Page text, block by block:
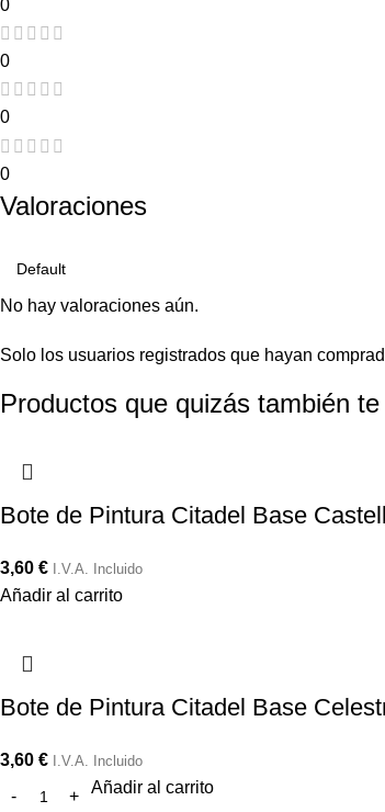
0
0
0
0
Valoraciones
No hay valoraciones aún.
Solo los usuarios registrados que hayan
Productos que quizás también
Bote de Pintura Citadel Base
3,60 € I.V.A. Incluido
Añadir al carrito
Bote de Pintura Citadel Base
3,60 € I.V.A. Incluido
Añadir al carrito